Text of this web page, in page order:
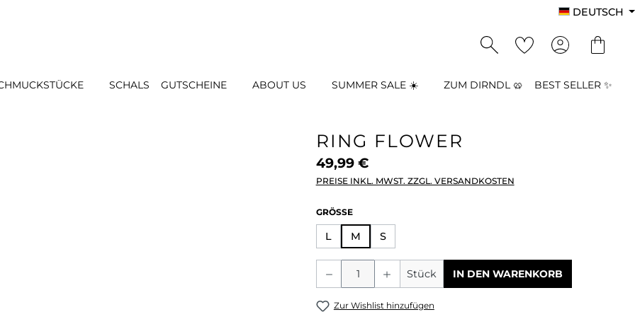
DEUTSCH
SCHALS GUTSCHEINE ABOUT US SUMMER SALE ☀️ ZUM DIRNDL 🥨 BEST SELLER ✨
RING FLOWER
49,99 €
PREISE INKL. MWST. ZZGL. VERSANDKOSTEN
GRÖSSE AUSWÄHLEN
L M S
Produkt Anzahl: Gib den
Stück IN DEN WARENKORB
Zur Wishlist hinzufügen